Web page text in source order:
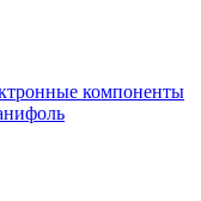
компоненты